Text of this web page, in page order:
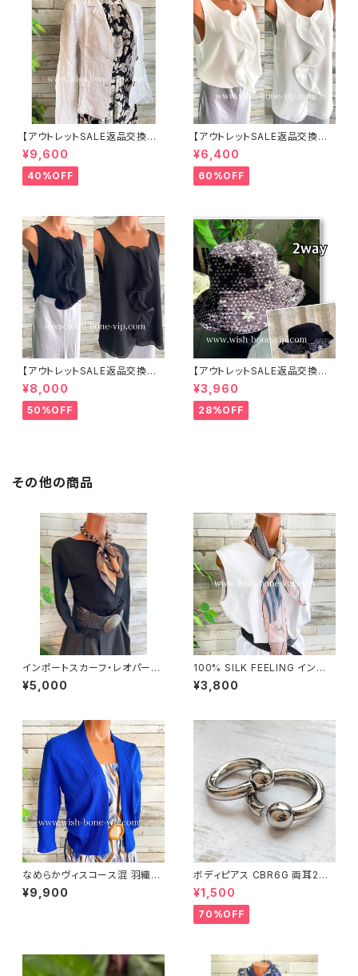
【アウトレットSALE返品交換不
可8/20まで】イタリア製サマー
ジャケット｜Made in ITALY｜
リネン麻 飾りエリ ジャケット/ホ
ワイト
¥9,600
40%OFF
【アウトレットSALE返品交換不
可8/20まで】イタリア製 CASA
DEILUCA ITALY｜前フリル＆B
IGフリルトップス /ホワイト
¥6,400
60%OFF
【アウトレットSALE返品交換不
可8/20まで】イタリア製 CASA
DEILUCA ITALY｜前フリル＆B
IGフリルトップス /ブラック
¥8,000
50%OFF
【アウトレットSALE返品交換不
可8/20まで】ワッフル立体フラワ
ー＆無地 2way リバーシブルハ
ット・ワイヤー入り変形ハット・フ
ラワー帽子【ブラック】
¥3,960
28%OFF
その他の商品
インポートスカーフ・レオパード/
ヒョウ柄 小さめスカーフ ツヤス
カーフ・バッグスカーフ/レオパー
¥5,000
100% SILK FEELING インポ
ートスカーフ｜ 透けシフォンス
カーフ・アレンジ小さめスカー
¥3,800
なめらかヴィスコース混 羽織り
カーディガン USAインポート/ブ
ルー
¥9,900
ボディピアス CBR6G 両耳2個
セット 1ボール ネジ式 簡単脱着
サージカルステンレス NY直輸
入
¥1,500
70%OFF